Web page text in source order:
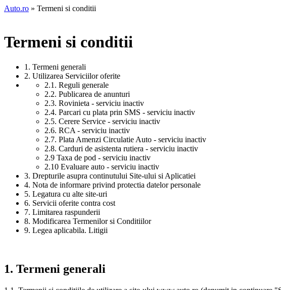
Auto.ro » Termeni si conditii
Termeni si conditii
1. Termeni generali
2. Utilizarea Serviciilor oferite
2.1. Reguli generale
2.2. Publicarea de anunturi
2.3. Rovinieta - serviciu inactiv
2.4. Parcari cu plata prin SMS - serviciu inactiv
2.5. Cerere Service - serviciu inactiv
2.6. RCA - serviciu inactiv
2.7. Plata Amenzi Circulatie Auto - serviciu inactiv
2.8. Carduri de asistenta rutiera - serviciu inactiv
2.9 Taxa de pod - serviciu inactiv
2.10 Evaluare auto - serviciu inactiv
3. Drepturile asupra continutului Site-ului si Aplicatiei
4. Nota de informare privind protectia datelor personale
5. Legatura cu alte site-uri
6. Servicii oferite contra cost
7. Limitarea raspunderii
8. Modificarea Termenilor si Conditiilor
9. Legea aplicabila. Litigii
1. Termeni generali